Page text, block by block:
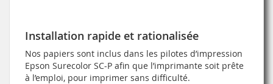
Installation rapide et rationalisée
Nos papiers sont inclus dans les pilotes d’impression
Epson Surecolor SC-P afin que l’imprimante soit prête
à l’emploi, pour imprimer sans difficulté.